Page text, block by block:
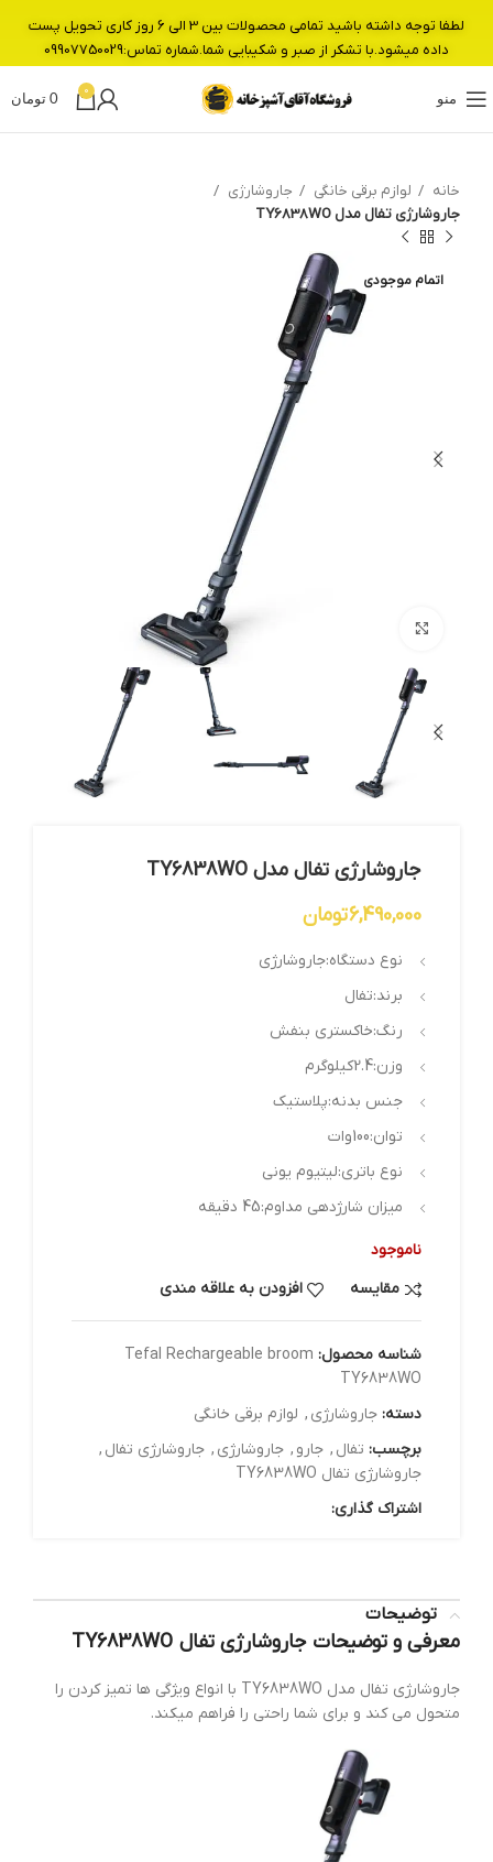
منو
0
0 تومان
خانه لوازم برقی خانگی
جاروشارژی
جاروشارژی تفال مدل TY6838WO
اتمام موجودی
جاروشارژی تفال مدل TY6838WO
6,490,000تومان
نوع دستگاه:جاروشارژی
برند:تفال
رنگ:خاکستری بنفش
وزن:2.4کیلوگرم
جنس بدنه:پلاستیک
توان:100وات
نوع باتری:لیتیوم یونی
میزان شارژدهی مداوم:45 دقیقه
ناموجود
مقایسه
افزودن به علاقه مندی
شناسه محصول: Tefal Rechargeable broom
TY6838WO
دسته: جاروشارژی , لوازم برقی خانگی
برچسب: تفال , جارو , جاروشارژی , جاروشارژی تفال ,
جاروشارژی تفال TY6838WO
اشتراک گذاری:
توضیحات
معرفی و توضیحات جاروشارژی تفال TY6838WO
جاروشارژی تفال مدل TY6838WO با انواع ویژگی ها تمیز کردن را
متحول می کند و برای شما راحتی را فراهم میکند.
لطفا توجه داشته باشید تمامی محصولات بین 3 الی 6 روز کاری تحویل پست
داده میشود.با تشکر از صبر و شکیبایی شما.شماره تماس:09907750029